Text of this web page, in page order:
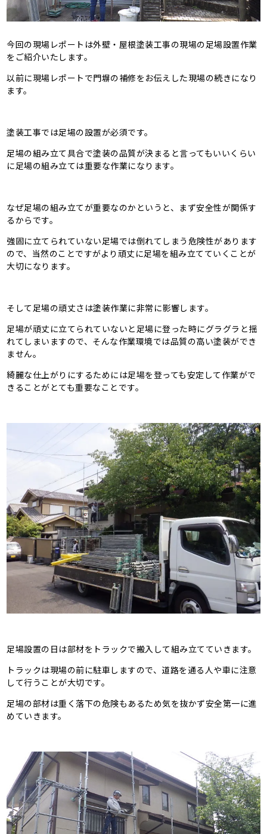
今回の現場レポートは外壁・屋根塗装工事の現場の足場設置作業
をご紹介いたします。
以前に現場レポートで門塀の補修をお伝えした現場の続きになり
ます。
塗装工事では足場の設置が必須です。
足場の組み立て具合で塗装の品質が決まると言ってもいいくらい
に足場の組み立ては重要な作業になります。
なぜ足場の組み立てが重要なのかというと、まず安全性が関係す
るからです。
強固に立てられていない足場では倒れてしまう危険性があります
ので、当然のことですがより頑丈に足場を組み立てていくことが
大切になります。
そして足場の頑丈さは塗装作業に非常に影響します。
足場が頑丈に立てられていないと足場に登った時にグラグラと揺
れてしまいますので、そんな作業環境では品質の高い塗装ができ
ません。
綺麗な仕上がりにするためには足場を登っても安定して作業がで
きることがとても重要なことです。
足場設置の日は部材をトラックで搬入して組み立てていきます。
トラックは現場の前に駐車しますので、道路を通る人や車に注意
して行うことが大切です。
足場の部材は重く落下の危険もあるため気を抜かず安全第一に進
めていきます。